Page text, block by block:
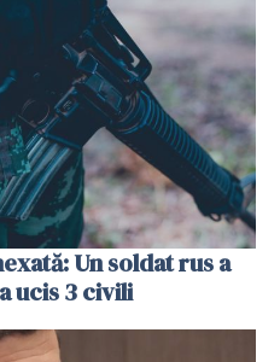
Un soldat rus a
ucis 3 civili